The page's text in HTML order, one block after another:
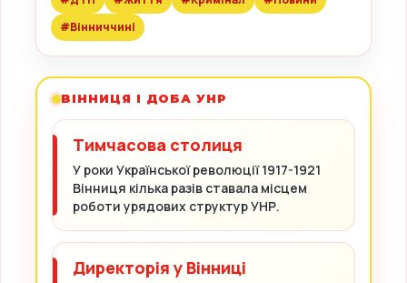
#Вінниччині
ВІННИЦЯ І ДОБА УНР
Тимчасова столиця
У роки Української революції 1917-1921
Вінниця кілька разів ставала місцем
роботи урядових структур УНР.
Директорія у Вінниці